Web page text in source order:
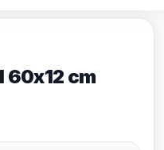
60x12 cm